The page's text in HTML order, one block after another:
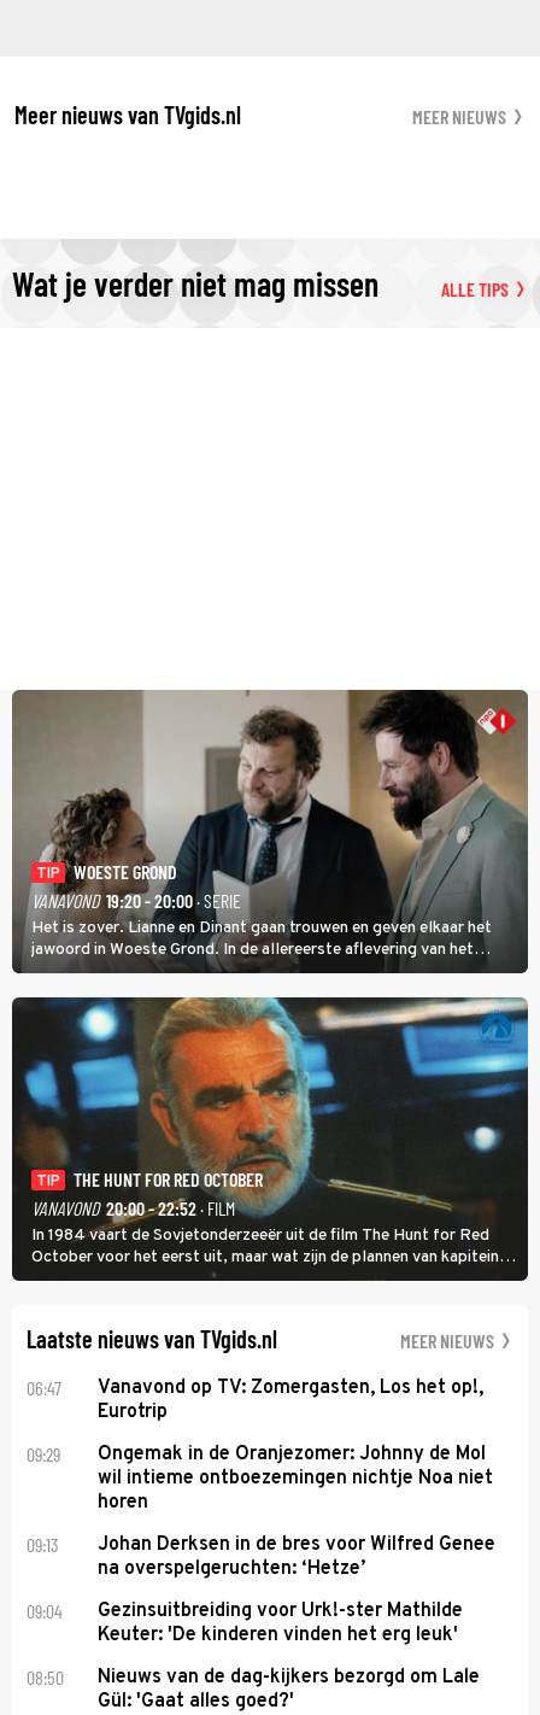
Meer nieuws van TVgids.nl MEER NIEUWS
Wat je verder niet mag missen ALLE TIPS
TIP
WOESTE GROND
VANAVOND 19:20 - 20:00· SERIE
Het is zover. Lianne en Dinant gaan trouwen en geven elkaar het
jawoord in Woeste Grond. In de allereerste aflevering van het
eerste seizoen kwam Lianne vanuit de Randstad naar Twente. Daar
is ze inmiddels helemaal op haar plek.
TIP
THE HUNT FOR RED OCTOBER
VANAVOND 20:00 - 22:52· FILM
In 1984 vaart de Sovjetonderzeeër uit de film The Hunt for Red
October voor het eerst uit, maar wat zijn de plannen van kapitein
Marko Ramius?
Laatste nieuws van TVgids.nl MEER NIEUWS
06:47
Vanavond op TV: Zomergasten, Los het op!,
Eurotrip
09:29
Ongemak in de Oranjezomer: Johnny de Mol
wil intieme ontboezemingen nichtje Noa niet
horen
09:13
Johan Derksen in de bres voor Wilfred Genee
na overspelgeruchten: ‘Hetze’
09:04
Gezinsuitbreiding voor Urk!-ster Mathilde
Keuter: 'De kinderen vinden het erg leuk'
08:50
Nieuws van de dag-kijkers bezorgd om Lale
Gül: 'Gaat alles goed?'